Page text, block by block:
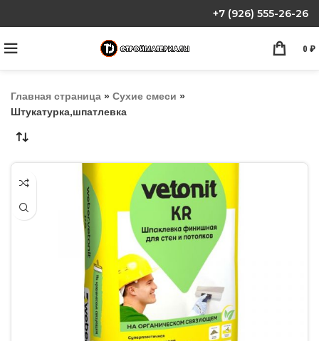
+7 (926) 555-26-26
0 ₽
Главная страница » Сухие смеси »
Штукатурка,шпатлевка